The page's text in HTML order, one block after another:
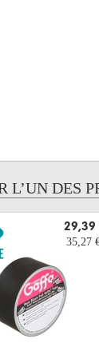
L’UN DES
29,39
35,27